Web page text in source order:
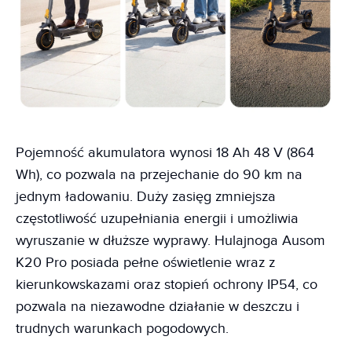
Pojemność akumulatora wynosi 18 Ah 48 V (864
Wh), co pozwala na przejechanie do 90 km na
jednym ładowaniu. Duży zasięg zmniejsza
częstotliwość uzupełniania energii i umożliwia
wyruszanie w dłuższe wyprawy. Hulajnoga Ausom
K20 Pro posiada pełne oświetlenie wraz z
kierunkowskazami oraz stopień ochrony IP54, co
pozwala na niezawodne działanie w deszczu i
trudnych warunkach pogodowych.